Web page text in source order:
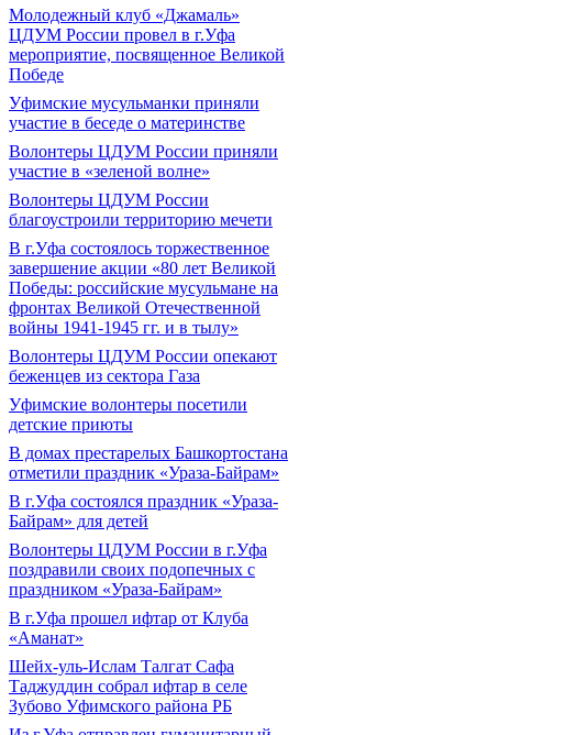
Молодежный клуб «Джамаль»
ЦДУМ России провел в г.Уфа
мероприятие, посвященное Великой
Победе
Уфимские мусульманки приняли
участие в беседе о материнстве
Волонтеры ЦДУМ России приняли
участие в «зеленой волне»
Волонтеры ЦДУМ России
благоустроили территорию мечети
В г.Уфа состоялось торжественное
завершение акции «80 лет Великой
Победы: российские мусульмане на
фронтах Великой Отечественной
войны 1941-1945 гг. и в тылу»
Волонтеры ЦДУМ России опекают
беженцев из сектора Газа
Уфимские волонтеры посетили
детские приюты
В домах престарелых Башкортостана
отметили праздник «Ураза-Байрам»
В г.Уфа состоялся праздник «Ураза-
Байрам» для детей
Волонтеры ЦДУМ России в г.Уфа
поздравили своих подопечных с
праздником «Ураза-Байрам»
В г.Уфа прошел ифтар от Клуба
«Аманат»
Шейх-уль-Ислам Талгат Сафа
Таджуддин собрал ифтар в селе
Зубово Уфимского района РБ